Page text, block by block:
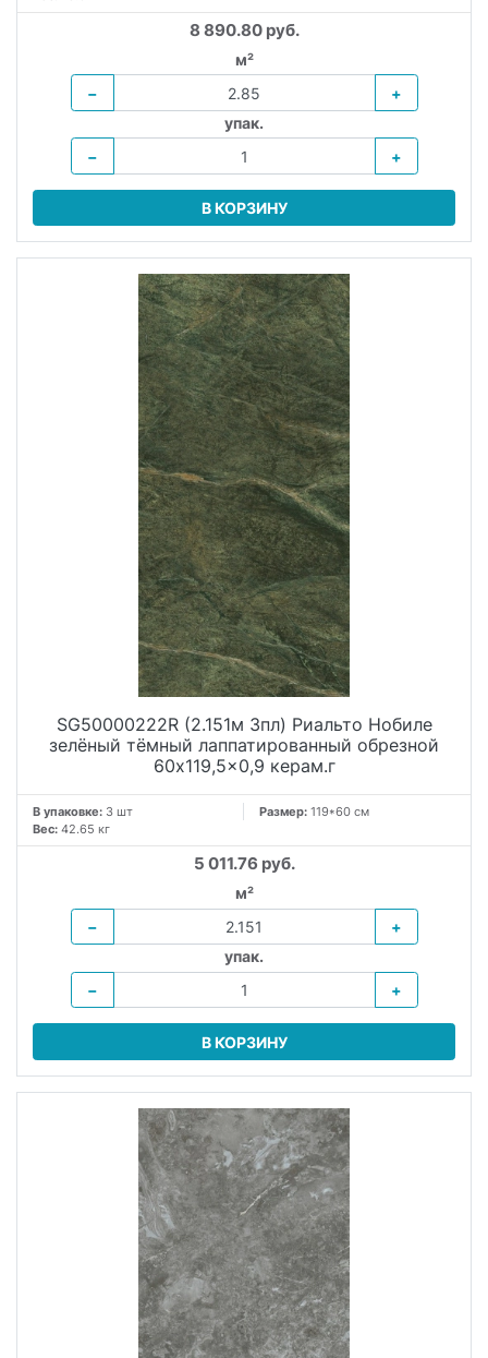
8 890.80 руб.
м²
−
+
упак.
−
+
В КОРЗИНУ
SG50000222R (2.151м 3пл) Риальто Нобиле
зелёный тёмный лаппатированный обрезной
60x119,5x0,9 керам.г
В упаковке: 3 шт Размер: 119*60 см
Вес: 42.65 кг
5 011.76 руб.
м²
−
+
упак.
−
+
В КОРЗИНУ